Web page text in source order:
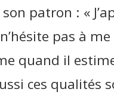
patron : «
pas à
quand il
ces qualités